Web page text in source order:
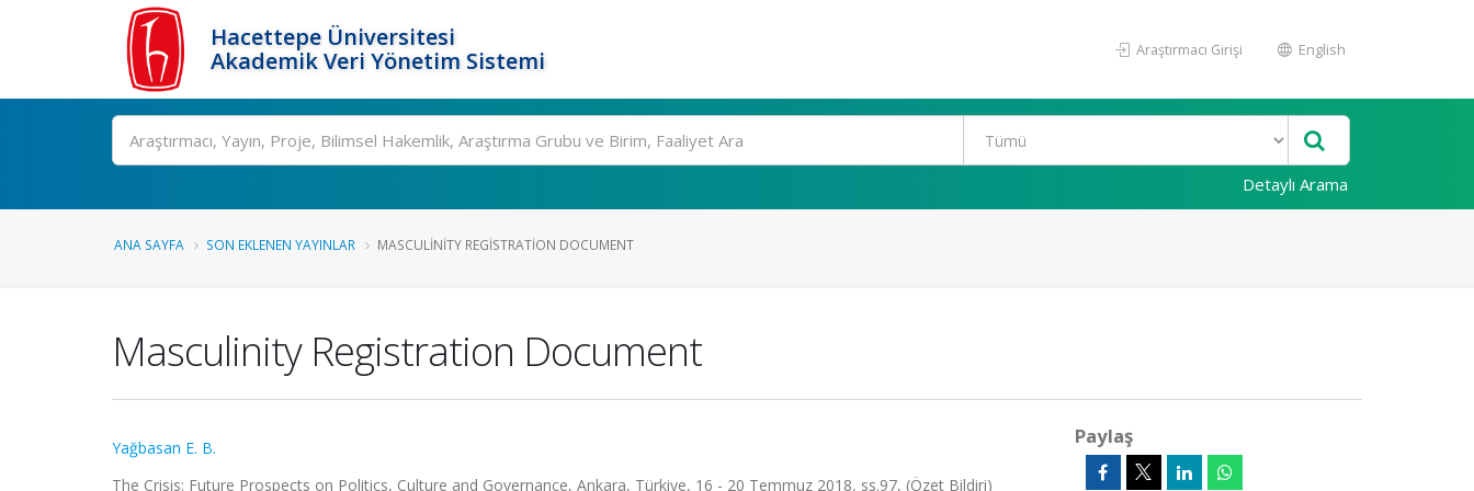
Hacettepe Üniversitesi
Akademik Veri Yönetim Sistemi
Araştırmacı Girişi English
Ara
Detaylı Arama
ANA SAYFA SON EKLENEN YAYINLAR MASCULINITY REGISTRATION DOCUMENT
Masculinity Registration Document
Yağbasan E. B.
The Crisis: Future Prospects on Politics, Culture and Governance, Ankara, Türkiye, 16 - 20 Temmuz 2018, ss.97, (Özet Bildiri)
Paylaş